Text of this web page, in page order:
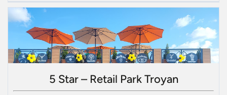
5 Star – Retail Park Troyan